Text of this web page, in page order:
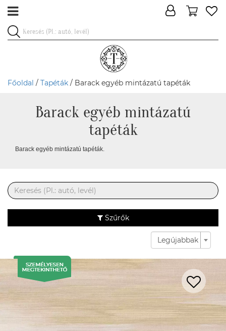
Főoldal / Tapéták / Barack egyéb mintázatú tapéták
Barack egyéb mintázatú
tapéták
Barack egyéb mintázatú tapéták.
Szűrők
Legújabbak